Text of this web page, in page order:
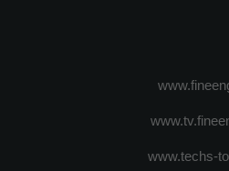
www.techs-